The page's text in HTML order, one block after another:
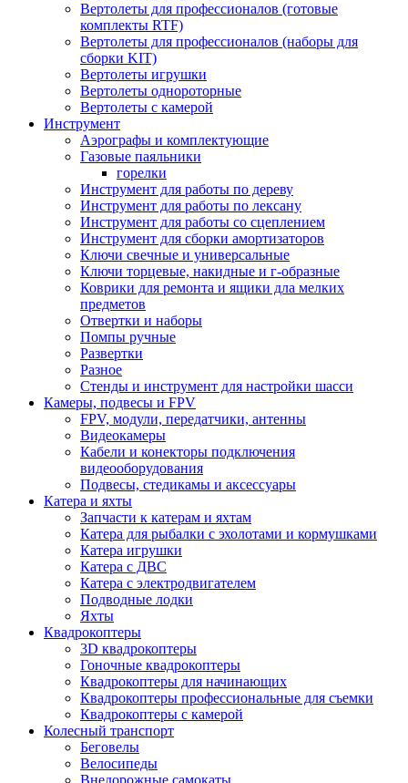
Вертолеты для профессионалов (готовые
комплекты RTF)
Вертолеты для профессионалов (наборы для
сборки KIT)
Вертолеты игрушки
Вертолеты однороторные
Вертолеты с камерой
Инструмент
Аэрографы и комплектующие
Газовые паяльники
горелки
Инструмент для работы по дереву
Инструмент для работы по лексану
Инструмент для работы со сцеплением
Инструмент для сборки амортизаторов
Ключи свечные и универсальные
Ключи торцевые, накидные и г-образные
Коврики для ремонта и ящики дла мелких
предметов
Отвертки и наборы
Помпы ручные
Развертки
Разное
Стенды и инструмент для настройки шасси
Камеры, подвесы и FPV
FPV, модули, передатчики, антенны
Видеокамеры
Кабели и конекторы подключения
видеооборудования
Подвесы, стедикамы и аксессуары
Катера и яхты
Запчасти к катерам и яхтам
Катера для рыбалки с эхолотами и кормушками
Катера игрушки
Катера с ДВС
Катера с электродвигателем
Подводные лодки
Яхты
Квадрокоптеры
3D квадрокоптеры
Гоночные квадрокоптеры
Квадрокоптеры для начинающих
Квадрокоптеры профессиональные для съемки
Квадрокоптеры с камерой
Колесный транспорт
Беговелы
Велосипеды
Внедорожные самокаты